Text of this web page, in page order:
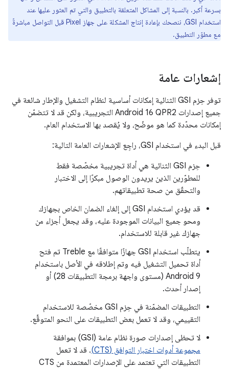
بسرعة أكبر. بالنسبة إلى المشاكل المتعلقة بالتطبيق والتي تم العثور عليها عند
استخدام GSI، ننصحك بإعادة إنتاج المشكلة على جهاز Pixel قبل التواصل مباشرةً
مع مطوّر التطبيق.
إشعارات عامة
توفر حِزم GSI الثنائية إمكانات أساسية لنظام التشغيل والإطار شائعة في
جميع إصدارات Android 16 QPR2 التجريبية، ولكن قد لا تتضمّن
إمكانات محدّدة كما هو موضّح، ولا يُقصد بها الاستخدام العام.
قبل البدء في استخدام GSI، راجِع الإشعارات العامة التالية:
حِزم GSI الثنائية هي أداة تجريبية مخصّصة فقط
للمطوّرين الذين يريدون الوصول مبكرًا إلى الاختبار
والتحقّق من صحة تطبيقاتهم.
قد يؤدي استخدام GSI إلى إلغاء الضمان الخاص بجهازك
ومحو جميع البيانات الموجودة عليه، وقد يجعل أجزاء من
جهازك غير قابلة للاستخدام.
يتطلّب استخدام GSI جهازًا متوافقًا مع Treble تم فتح
أداة تحميل التشغيل فيه وتم إطلاقه في الأصل باستخدام
Android 9 (مستوى واجهة برمجة التطبيقات 28) أو
إصدار أحدث.
التطبيقات المضمّنة في حِزم GSI مخصّصة للاستخدام
التقييمي، وقد لا تعمل بعض التطبيقات على النحو المتوقَّع.
لا تحظى إصدارات صورة نظام عامة (GSI) بموافقة
مجموعة أدوات اختبار التوافق (CTS)
. قد لا تعمل
التطبيقات التي تعتمد على الإصدارات المعتمدة من CTS